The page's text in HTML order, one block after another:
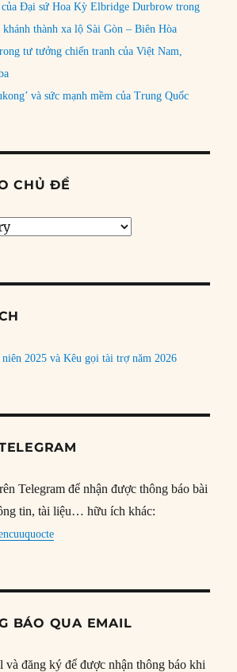
Đại sứ Hoa Kỳ Elbridge Durbrow trong
thành xa lộ Sài Gòn – Biên Hòa
tư tưởng chiến tranh của Việt Nam,
và sức mạnh mềm của Trung Quốc
CHỦ ĐỀ
2025 và Kêu gọi tài trợ năm 2026
Telegram để nhận được thông báo bài
tin, tài liệu… hữu ích khác:
BÁO QUA EMAIL
và đăng ký để được nhận thông báo khi